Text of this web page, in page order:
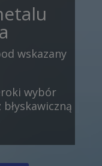
wskazany
wybór